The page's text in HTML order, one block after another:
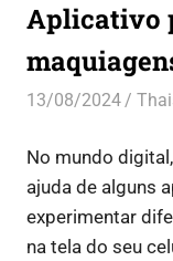
Aplicativo
13/08/2024
No mundo
ajuda de alguns
experimentar
na tela do seu